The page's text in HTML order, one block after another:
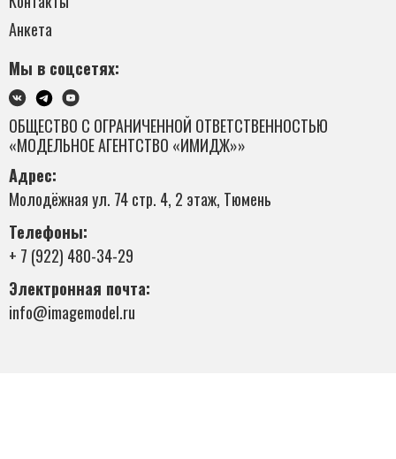
Анкета
Мы в соцсетях:
ОБЩЕСТВО С ОГРАНИЧЕННОЙ ОТВЕТСТВЕННОСТЬЮ
«МОДЕЛЬНОЕ АГЕНТСТВО «ИМИДЖ»»
Адрес:
Молодёжная ул. 74 стр. 4, 2 этаж, Тюмень
Телефоны:
+ 7 (922) 480-34-29
Электронная почта:
info@imagemodel.ru